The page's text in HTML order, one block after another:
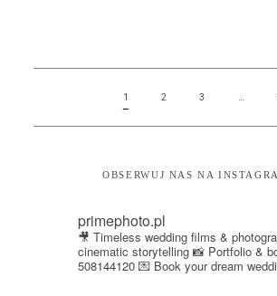
1 2 3
OBSERWUJ NAS NA
primephoto.pl
🎥 Timeless wedding films &
cinematic storytelling📸 Portfolio &
508144120💌 Book your dream